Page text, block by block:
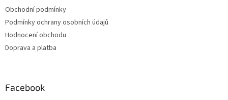
Obchodní podmínky
Podmínky ochrany osobních údajů
Hodnocení obchodu
Doprava a platba
Facebook